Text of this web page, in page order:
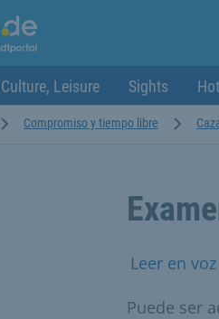
Culture, Leisure Sights
Compromiso y tiempo libre
Leer en
Puede ser